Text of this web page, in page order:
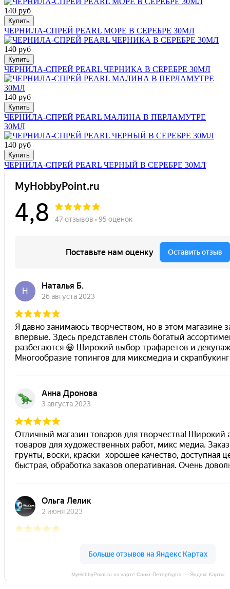
140 руб
Купить
ЧЕРНИЛА-СПРЕЙ PEARL МОРЕ В СЕРЕБРЕ 30МЛ
140 руб
Купить
ЧЕРНИЛА-СПРЕЙ PEARL ЧЕРНИКА В СЕРЕБРЕ 30МЛ
140 руб
Купить
ЧЕРНИЛА-СПРЕЙ PEARL МАЛИНА В ПЕРЛАМУТРЕ
30МЛ
140 руб
Купить
ЧЕРНИЛА-СПРЕЙ PEARL ЧЕРНЫЙ В СЕРЕБРЕ 30МЛ
MyHobbyPoint.ru на карте Санкт‑Петербурга — Яндекс Карты